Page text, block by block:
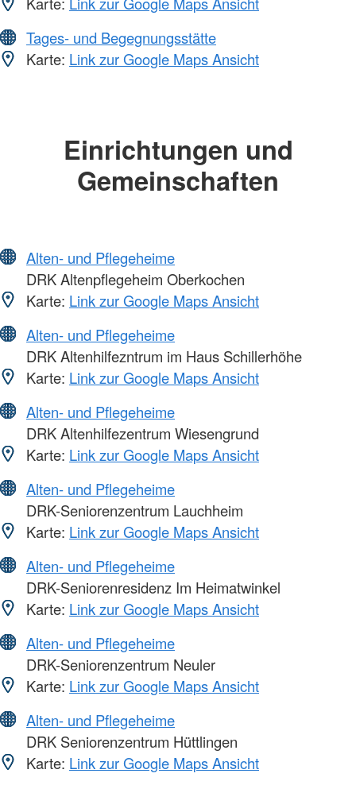
Tages- und Begegnungsstätte
Karte: Link zur Google Maps Ansicht
Einrichtungen und
Gemeinschaften
Alten- und Pflegeheime
DRK Altenpflegeheim Oberkochen
Karte: Link zur Google Maps Ansicht
Alten- und Pflegeheime
DRK Altenhilfezntrum im Haus Schillerhöhe
Karte: Link zur Google Maps Ansicht
Alten- und Pflegeheime
DRK Altenhilfezentrum Wiesengrund
Karte: Link zur Google Maps Ansicht
Alten- und Pflegeheime
DRK-Seniorenzentrum Lauchheim
Karte: Link zur Google Maps Ansicht
Alten- und Pflegeheime
DRK-Seniorenresidenz Im Heimatwinkel
Karte: Link zur Google Maps Ansicht
Alten- und Pflegeheime
DRK-Seniorenzentrum Neuler
Karte: Link zur Google Maps Ansicht
Alten- und Pflegeheime
DRK Seniorenzentrum Hüttlingen
Karte: Link zur Google Maps Ansicht